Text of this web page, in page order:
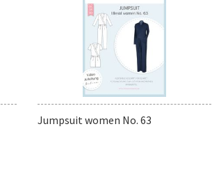
Jumpsuit women No. 63